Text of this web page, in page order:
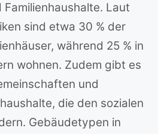
Laut
sind etwa 30 % der
während 25 % in
wohnen. Zudem gibt es
und
die den sozialen
Gebäudetypen in